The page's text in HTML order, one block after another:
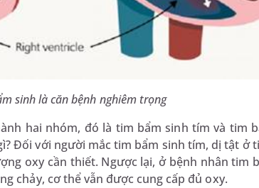
sinh là căn bệnh nghiêm trọng
hai nhóm, đó là tim bẩm sinh tím và tim
Đối với người mắc tim bẩm sinh tím, dị tật ở
oxy cần thiết. Ngược lại, ở bệnh nhân tim
chảy, cơ thể vẫn được cung cấp đủ oxy.